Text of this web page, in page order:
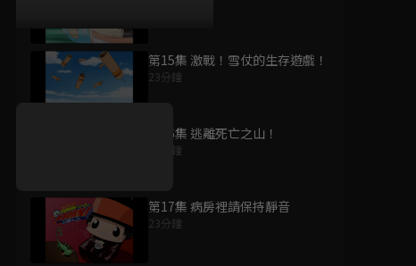
第15集 激戰！雪仗的生存遊戲！
23分鐘
第16集 逃離死亡之山！
23分鐘
第17集 病房裡請保持靜音
23分鐘
好康資訊
升級VIP最優惠！獨家好